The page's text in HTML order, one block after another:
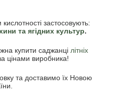
застосовують:
та ягідних культур.
купити саджанці літніх
цінами виробника!
та доставимо їх Новою